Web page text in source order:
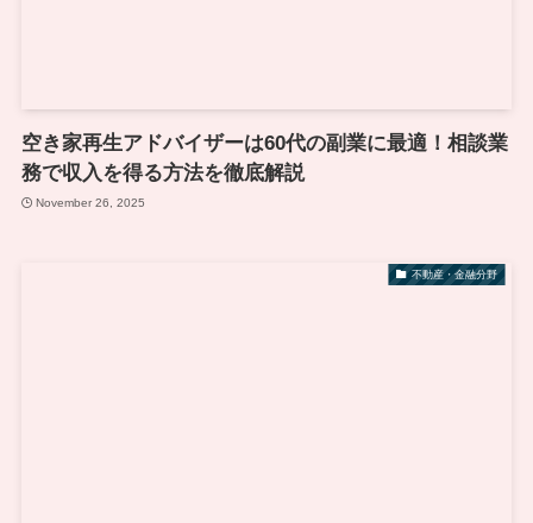
空き家再生アドバイザーは60代の副業に最適！相談業
務で収入を得る方法を徹底解説
November 26, 2025
不動産・金融分野